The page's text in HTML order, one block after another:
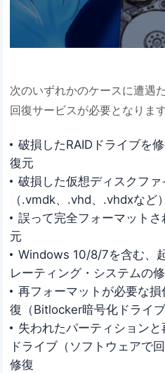
次のいずれかのケースに遭遇
回復サービスが必要となります
破損したRAIDドライブを
復元
破損した仮想ディスクファ
（.vmdk、.vhd、.vhdxなど
誤って完全フォーマット
元
Windows 10/8/7を含む、
レーティング・システムの
再フォーマットが必要な
復（Bitlocker暗号化ドライブ
失われたパーティション
ドライブ（ソフトウェアで
修復